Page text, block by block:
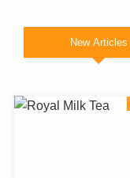
New Articles